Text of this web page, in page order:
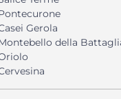
Gerola
della